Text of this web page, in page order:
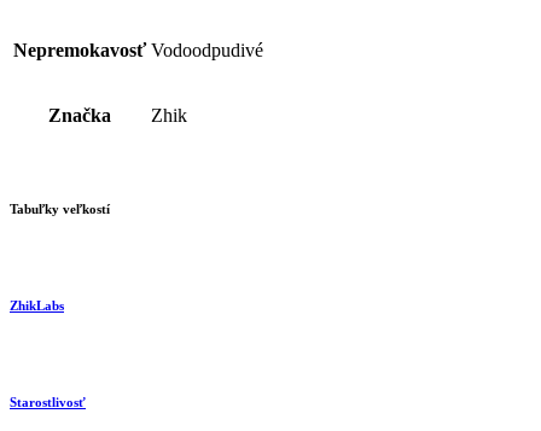
Nepremokavosť Vodoodpudivé
Značka Zhik
Tabuľky veľkostí
ZhikLabs
Starostlivosť